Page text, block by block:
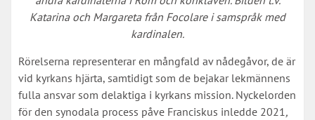
Katarina och Margareta från Focolare i samspråk med
kardinalen.
Rörelserna representerar en mångfald av nådegåvor, de är
vid kyrkans hjärta, samtidigt som de bejakar lekmännens
fulla ansvar som delaktiga i kyrkans mission. Nyckelorden
för den synodala process påve Franciskus inledde 2021,